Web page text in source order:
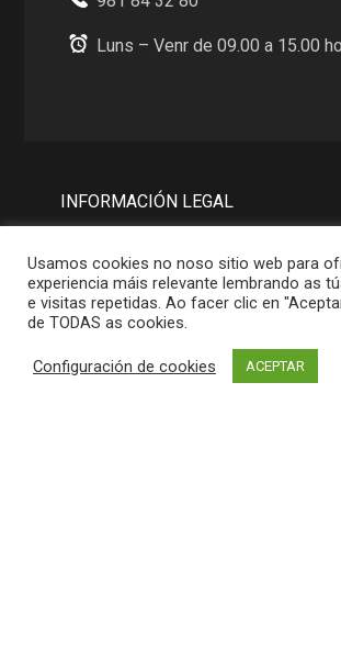
Luns – Venr de 09.00 a 15.00
INFORMACIÓN LEGAL
Aviso Legal
Política de Privacidad
Usamos cookies no noso sitio web para
experiencia máis relevante lembrando as
e visitas repetidas. Ao facer clic en
de TODAS as cookies.
Configuración de cookies ACEPTAR